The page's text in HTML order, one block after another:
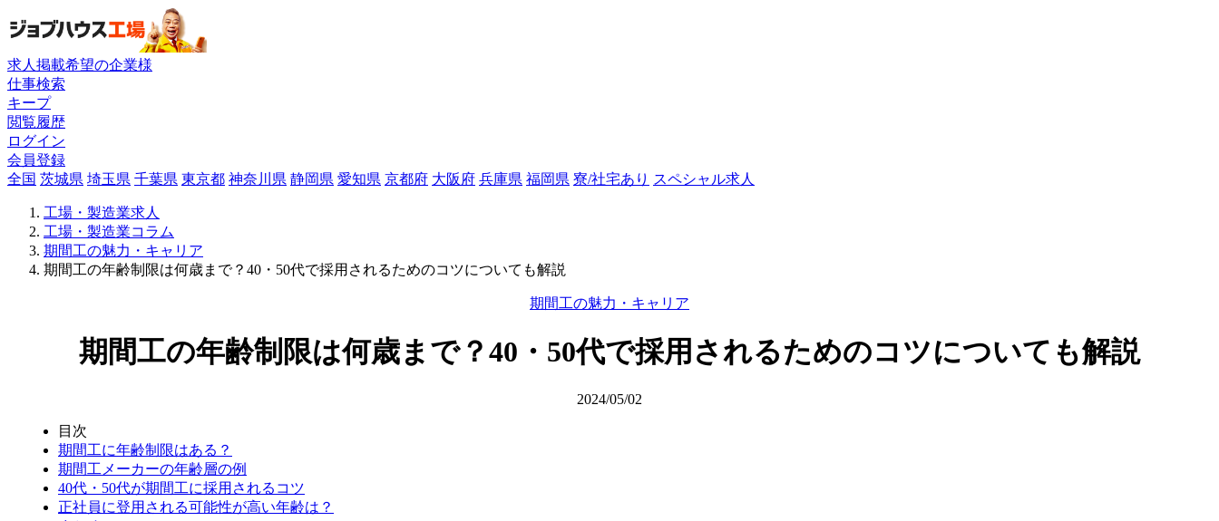
求人掲載希望の企業様
仕事検索
キープ
閲覧履歴
ログイン
会員登録
全国 茨城県 埼玉県 千葉県 東京都 神奈川県 静岡県 愛知県 京都府 大阪府 兵庫県 福岡県 寮/社宅あり スペシャル求人
工場・製造業求人
工場・製造業コラム
期間工の魅力・キャリア
期間工の年齢制限は何歳まで？40・50代で採用されるためのコツについても解説
期間工の魅力・キャリア
期間工の年齢制限は何歳まで？40・50代で採用されるためのコツについても解説
2024/05/02
目次
期間工に年齢制限はある？
期間工メーカーの年齢層の例
40代・50代が期間工に採用されるコツ
正社員に登用される可能性が高い年齢は？